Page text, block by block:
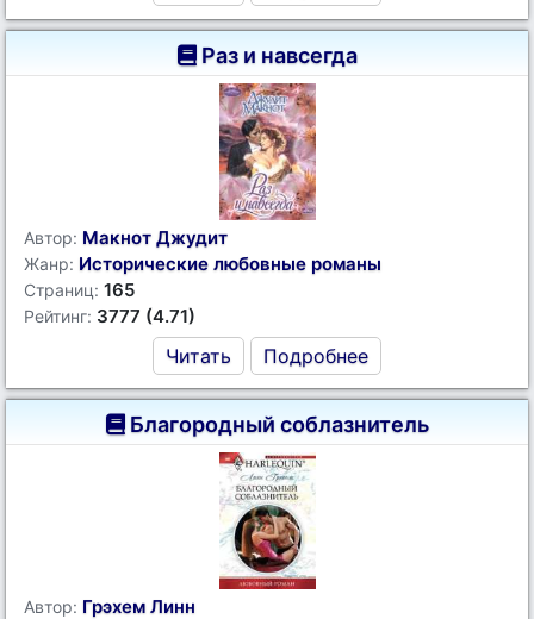
Раз и навсегда
Автор: Макнот Джудит
Жанр: Исторические любовные романы
Страниц: 165
Рейтинг: 3777 (4.71)
Читать Подробнее
Благородный соблазнитель
Автор: Грэхем Линн